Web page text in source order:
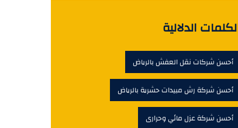
الدلالية
أحسن شركات نقل العفش بالرياض
أحسن شركة رش مبيدات حشرية بالرياض
أحسن شركة عزل مائي وحرارى